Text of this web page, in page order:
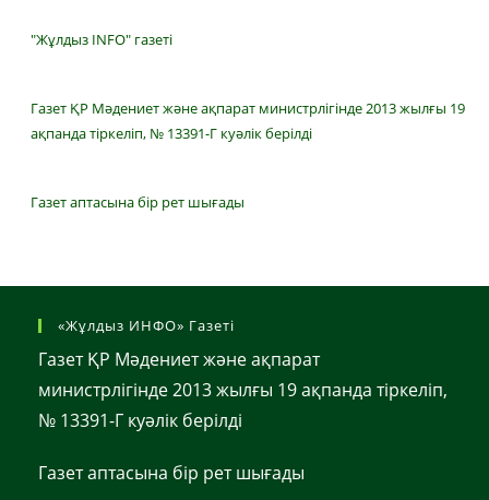
"Жұлдыз INFO" газеті
Газет ҚР Мәдениет және ақпарат министрлігінде 2013 жылғы 19
ақпанда тіркеліп, № 13391-Г куәлік берілді
Газет аптасына бір рет шығады
«Жұлдыз ИНФО» Газеті
Газет ҚР Мәдениет және ақпарат
министрлігінде 2013 жылғы 19 ақпанда тіркеліп,
№ 13391-Г куәлік берілді
Газет аптасына бір рет шығады